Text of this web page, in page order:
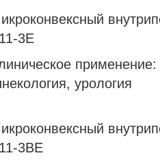
3E
урология
3BE